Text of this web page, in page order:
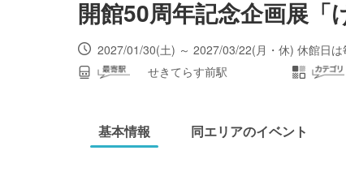
開館50周年記念企画展「
2027/01/30(土) ～ 2027/03/22(月・休) 休館日
せきてらす前駅
基本情報 同エリアのイベント